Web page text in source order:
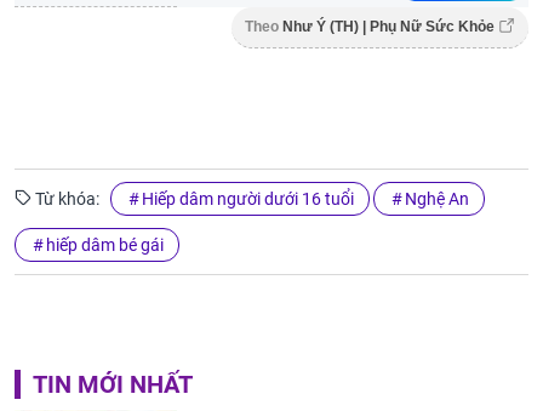
Theo Như Ý (TH) | Phụ Nữ Sức Khỏe
Từ khóa: Hiếp dâm người dưới 16 tuổi Nghệ An
hiếp dâm bé gái
TIN MỚI NHẤT